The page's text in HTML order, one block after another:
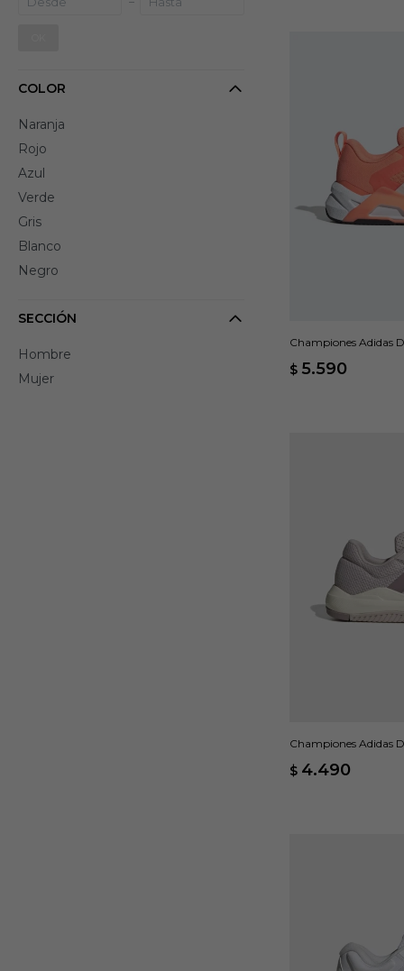
Championes Adidas
$ 5.590
Championes Adidas
$ 4.490
COLOR
Naranja
Rojo
Azul
Verde
Gris
Blanco
Negro
SECCIÓN
Hombre
Mujer